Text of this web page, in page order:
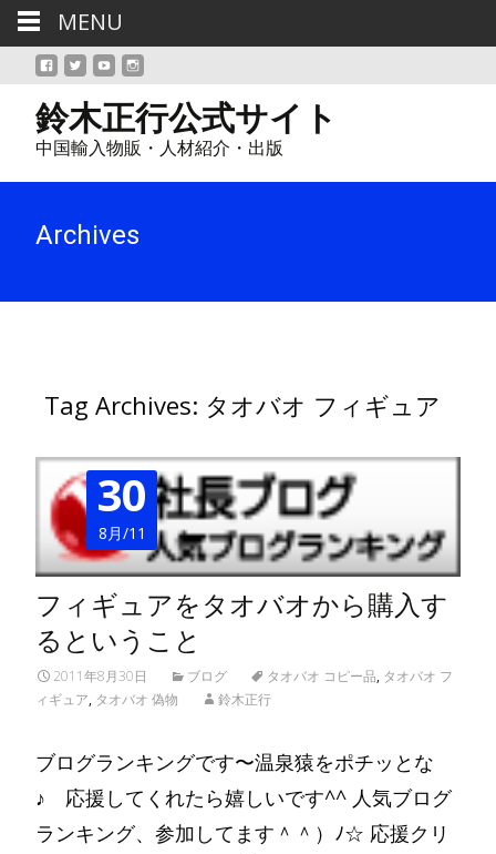
鈴木正行公式サイト
中国輸入物販・人材紹介・出版
Archives
Tag Archives: タオバオ フィギュア
30
8月/11
フィギュアをタオバオから購入す
るということ
2011年8月30日 ブログ タオバオ コピー品, タオバオ フ
ィギュア, タオバオ 偽物 鈴木正行
ブログランキングです〜温泉猿をポチッとな
♪ 応援してくれたら嬉しいです^^ 人気ブログ
ランキング、参加してます＾＾）ﾉ☆ 応援クリ
MENU